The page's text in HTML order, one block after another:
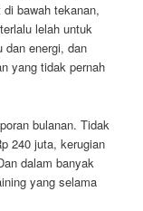
bawah tekanan,
lelah untuk
dan energi, dan
yang tidak pernah
bulanan. Tidak
240 juta, kerugian
dalam banyak
yang selama